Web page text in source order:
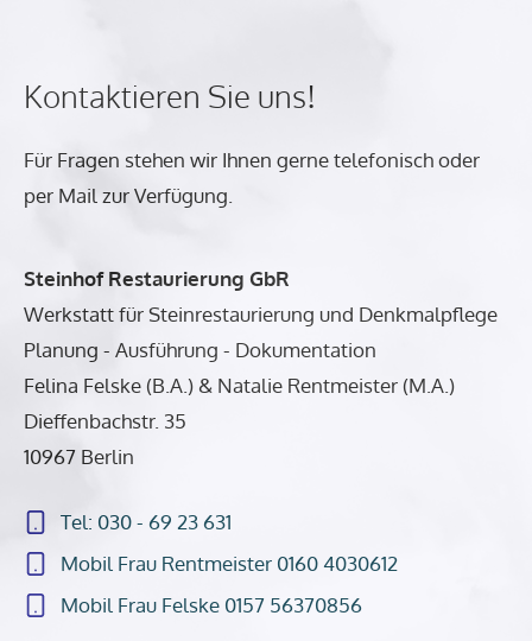
Kontaktieren Sie uns!
Für Fragen stehen wir Ihnen gerne telefonisch oder
per Mail zur Verfügung.
Steinhof Restaurierung GbR
Werkstatt für Steinrestaurierung und Denkmalpflege
Planung - Ausführung - Dokumentation
Felina Felske (B.A.) & Natalie Rentmeister (M.A.)
Dieffenbachstr. 35
10967 Berlin
Tel: 030 - 69 23 631
Mobil Frau Rentmeister 0160 4030612
Mobil Frau Felske 0157 56370856